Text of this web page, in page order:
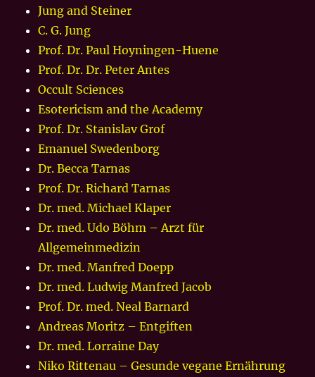
Jung and Steiner
C. G. Jung
Prof. Dr. Paul Hoyningen-Huene
Prof. Dr. Dr. Peter Antes
Occult Sciences
Esotericism and the Academy
Prof. Dr. Stanislav Grof
Emanuel Swedenborg
Dr. Becca Tarnas
Prof. Dr. Richard Tarnas
Dr. med. Michael Klaper
Dr. med. Udo Böhm – Arzt für
Allgemeinmedizin
Dr. med. Manfred Doepp
Dr. med. Ludwig Manfred Jacob
Prof. Dr. med. Neal Barnard
Andreas Moritz – Entgiften
Dr. med. Lorraine Day
Niko Rittenau – Gesunde vegane Ernährung